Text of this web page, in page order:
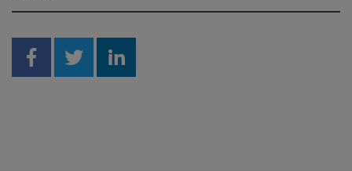
Share on Facebook
Share on Twitter
Share on Linkedin